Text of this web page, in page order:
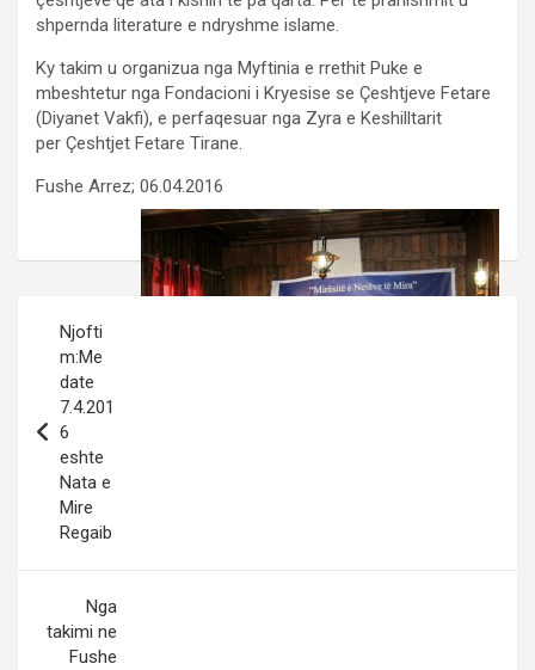
shpernda literature e ndryshme islame.
Ky takim u organizua nga Myftinia e rrethit Puke e
mbeshtetur nga Fondacioni i Kryesise se Çeshtjeve Fetare
(Diyanet Vakfi), e perfaqesuar nga Zyra e Keshilltarit
per Çeshtjet Fetare Tirane.
Fushe Arrez; 06.04.2016
navigation
Njofti
m:Me
date
7.4.201
6
eshte
Nata e
Mire
Regaib
Nga
takimi ne
Fushe